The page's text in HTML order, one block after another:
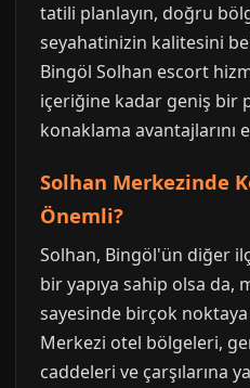
tatili planlayın, doğru
seyahatinizin kalitesini
Bingöl Solhan escort
içeriğine kadar geniş bir
konaklama avantajlarını
Solhan Merkezinde
Önemli?
Solhan, Bingöl'ün diğer
bir yapıya sahip olsa da,
sayesinde birçok
Merkezi otel bölgeleri,
caddeleri ve çarşılarına